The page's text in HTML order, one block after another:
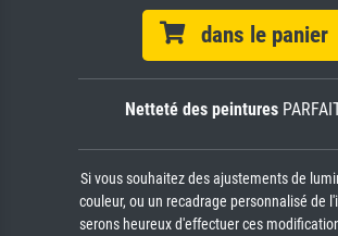
dans le panier
Netteté des peintures
Si vous souhaitez des ajustements de
couleur, ou un recadrage personnalisé de
serons heureux d'effectuer ces